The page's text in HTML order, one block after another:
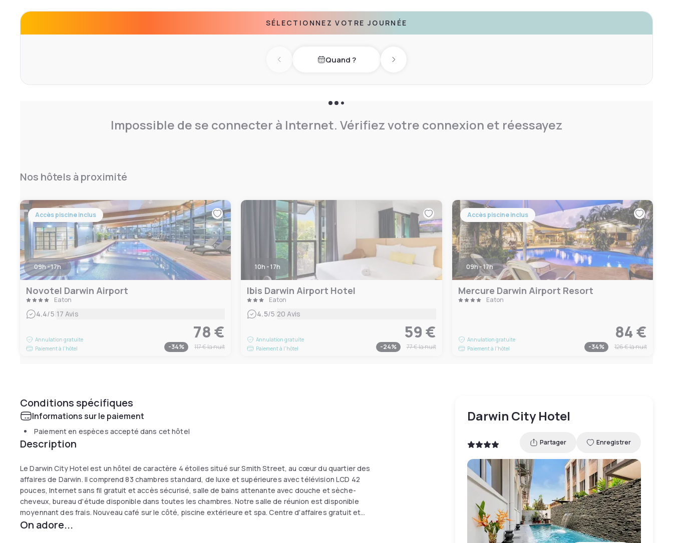
SÉLECTIONNEZ VOTRE JOURNÉE
Previous dayQuand ? Next day
Impossible de se connecter à Internet. Vérifiez votre connexion et réessayez
Nos hôtels à proximité
Accès piscine inclus
09h - 17h
Novotel Darwin Airport
Eaton
4.4/5 17 Avis
Annulation gratuite
Paiement à l'hôtel
78 €
-34% 117 €la nuit
10h - 17h
Ibis Darwin Airport Hotel
Eaton
4.5/5 20 Avis
Annulation gratuite
Paiement à l'hôtel
59 €
-24% 77 €la nuit
Accès piscine inclus
09h - 17h
Mercure Darwin Airport Resort
Eaton
Annulation gratuite
Paiement à l'hôtel
84 €
-34% 126 €la nuit
Conditions spécifiques
Informations sur le paiement
Paiement en espèces accepté dans cet hôtel
Description
Le Darwin City Hotel est un hôtel de caractère 4 étoiles situé sur Smith Street, au cœur du quartier des
affaires de Darwin. Il comprend 83 chambres standard, de luxe et supérieures avec télévision LCD 42
pouces, Internet sans fil gratuit et accès sécurisé, salle de bains attenante avec douche et sèche-
cheveux, bureau d'étude disponible dans toutes les chambres. Notre salle de réunion est disponible
moyennant des frais. Nouveau café sur le côté, piscine extérieure et spa. Centre d'affaires gratuit et
services de réservation d'excursions.
On adore...
Darwin City Hotel
Partager Enregistrer